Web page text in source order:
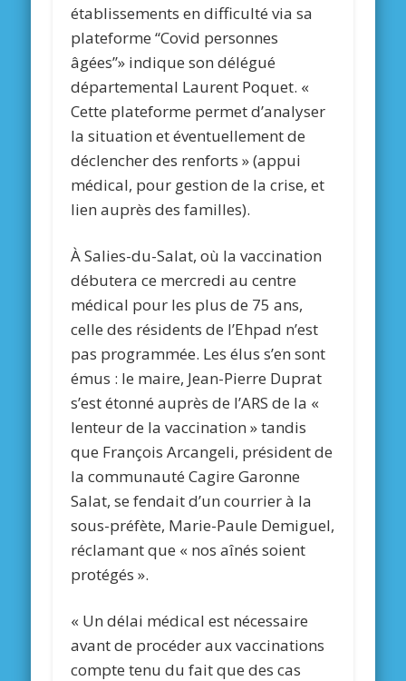
établissements en difficulté via sa
plateforme ‘‘Covid personnes
âgées’’» indique son délégué
départemental Laurent Poquet. «
Cette plateforme permet d’analyser
la situation et éventuellement de
déclencher des renforts » (appui
médical, pour gestion de la crise, et
lien auprès des familles).
À Salies-du-Salat, où la vaccination
débutera ce mercredi au centre
médical pour les plus de 75 ans,
celle des résidents de l’Ehpad n’est
pas programmée. Les élus s’en sont
émus : le maire, Jean-Pierre Duprat
s’est étonné auprès de l’ARS de la «
lenteur de la vaccination » tandis
que François Arcangeli, président de
la communauté Cagire Garonne
Salat, se fendait d’un courrier à la
sous-préfète, Marie-Paule Demiguel,
réclamant que « nos aînés soient
protégés ».
« Un délai médical est nécessaire
avant de procéder aux vaccinations
compte tenu du fait que des cas